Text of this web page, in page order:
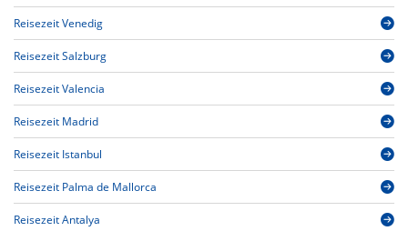
Reisezeit Venedig
Reisezeit Salzburg
Reisezeit Valencia
Reisezeit Madrid
Reisezeit Istanbul
Reisezeit Palma de Mallorca
Reisezeit Antalya